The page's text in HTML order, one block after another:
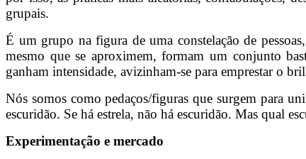
grupais.
É um grupo na figura de uma constelação de
mesmo que se aproximem, formam um conjunto
ganham intensidade, avizinham-se para emprestar o
Nós somos como pedaços/figuras que surgem para
escuridão. Se há estrela, não há escuridão. Mas qual
Experimentação e mercado